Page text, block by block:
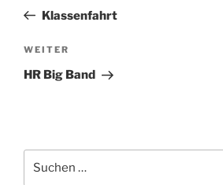
Beitrag
Klassenfahrt
Nächster
Beitrag
WEITER
HR Big Band
nach: